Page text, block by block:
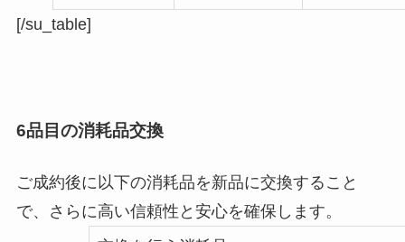
[/su_table]
6品目の消耗品交換
ご成約後に以下の消耗品を新品に交換すること
で、さらに高い信頼性と安心を確保します。